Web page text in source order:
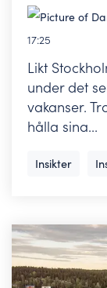
17:25
Likt
under det
vakanser.
hålla sina...
Insikter